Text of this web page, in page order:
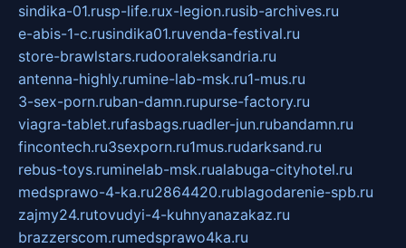
sindika-01.rusp-life.rux-legion.rusib-archives.ru
e-abis-1-c.rusindika01.ruvenda-festival.ru
store-brawlstars.rudooraleksandria.ru
antenna-highly.rumine-lab-msk.ru1-mus.ru
3-sex-porn.ruban-damn.rupurse-factory.ru
viagra-tablet.rufasbags.ruadler-jun.rubandamn.ru
fincontech.ru3sexporn.ru1mus.rudarksand.ru
rebus-toys.ruminelab-msk.rualabuga-cityhotel.ru
medsprawo-4-ka.ru2864420.rublagodarenie-spb.ru
zajmy24.rutovudyi-4-kuhnyanazakaz.ru
brazzerscom.rumedsprawo4ka.ru